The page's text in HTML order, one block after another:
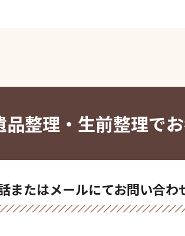
整理・生前整理で
またはメールにてお問い合わ